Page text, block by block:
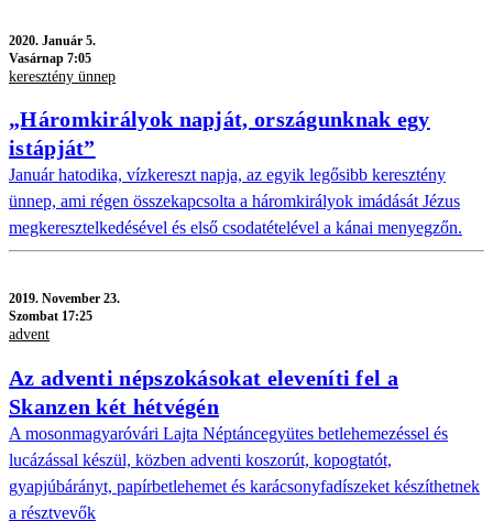
2020. Január 5.
Vasárnap 7:05
keresztény ünnep
„Háromkirályok napját, országunknak egy
istápját”
Január hatodika, vízkereszt napja, az egyik legősibb keresztény
ünnep, ami régen összekapcsolta a háromkirályok imádását Jézus
megkeresztelkedésével és első csodatételével a kánai menyegzőn.
2019. November 23.
Szombat 17:25
advent
Az adventi népszokásokat eleveníti fel a
Skanzen két hétvégén
A mosonmagyaróvári Lajta Néptáncegyütes betlehemezéssel és
lucázással készül, közben adventi koszorút, kopogtatót,
gyapjúbárányt, papírbetlehemet és karácsonyfadíszeket készíthetnek
a résztvevők